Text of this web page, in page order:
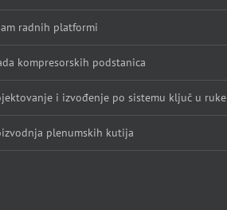
radnih platformi
kompresorskih podstanica
i izvođenje po sistemu ključ u ruke
plenumskih kutija